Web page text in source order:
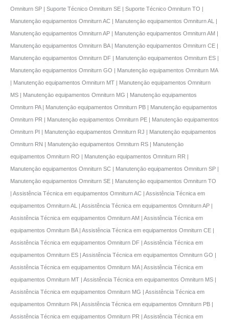
Omniturn SP | Suporte Técnico Omniturn SE | Suporte Técnico Omniturn TO |
Manutençāo equipamentos Omniturn AC | Manutençāo equipamentos Omniturn AL |
Manutençāo equipamentos Omniturn AP | Manutençāo equipamentos Omniturn AM |
Manutençāo equipamentos Omniturn BA | Manutençāo equipamentos Omniturn CE |
Manutençāo equipamentos Omniturn DF | Manutençāo equipamentos Omniturn ES |
Manutençāo equipamentos Omniturn GO | Manutençāo equipamentos Omniturn MA
| Manutençāo equipamentos Omniturn MT | Manutençāo equipamentos Omniturn
MS | Manutençāo equipamentos Omniturn MG | Manutençāo equipamentos
Omniturn PA | Manutençāo equipamentos Omniturn PB | Manutençāo equipamentos
Omniturn PR | Manutençāo equipamentos Omniturn PE | Manutençāo equipamentos
Omniturn PI | Manutençāo equipamentos Omniturn RJ | Manutençāo equipamentos
Omniturn RN | Manutençāo equipamentos Omniturn RS | Manutençāo
equipamentos Omniturn RO | Manutençāo equipamentos Omniturn RR |
Manutençāo equipamentos Omniturn SC | Manutençāo equipamentos Omniturn SP |
Manutençāo equipamentos Omniturn SE | Manutençāo equipamentos Omniturn TO
| Assistência Técnica em equipamentos Omniturn AC | Assistência Técnica em
equipamentos Omniturn AL | Assistência Técnica em equipamentos Omniturn AP |
Assistência Técnica em equipamentos Omniturn AM | Assistência Técnica em
equipamentos Omniturn BA | Assistência Técnica em equipamentos Omniturn CE |
Assistência Técnica em equipamentos Omniturn DF | Assistência Técnica em
equipamentos Omniturn ES | Assistência Técnica em equipamentos Omniturn GO |
Assistência Técnica em equipamentos Omniturn MA | Assistência Técnica em
equipamentos Omniturn MT | Assistência Técnica em equipamentos Omniturn MS |
Assistência Técnica em equipamentos Omniturn MG | Assistência Técnica em
equipamentos Omniturn PA | Assistência Técnica em equipamentos Omniturn PB |
Assistência Técnica em equipamentos Omniturn PR | Assistência Técnica em